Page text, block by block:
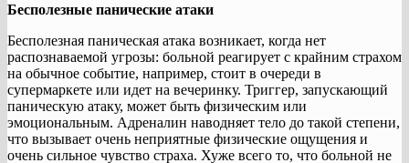
Бесполезные панические атаки
Бесполезная паническая атака возникает, когда нет
распознаваемой угрозы: больной реагирует с крайним страхом
на обычное событие, например, стоит в очереди в
супермаркете или идет на вечеринку. Триггер, запускающий
паническую атаку, может быть физическим или
эмоциональным. Адреналин наводняет тело до такой степени,
что вызывает очень неприятные физические ощущения и
очень сильное чувство страха. Хуже всего то, что больной не